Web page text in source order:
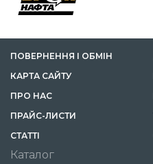
ПОВЕРНЕННЯ І ОБМІН
КАРТА САЙТУ
ПРО НАС
ПРАЙС-ЛИСТИ
СТАТТІ
Каталог